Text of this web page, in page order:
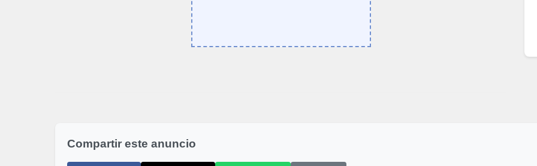
Compartir este anuncio